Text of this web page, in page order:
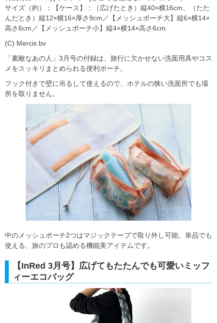
サイズ（約）：【ケース】：（広げたとき）縦40×横16cm、（たた
んだとき）縦12×横16×厚さ9cm／【メッシュポーチ大】縦6×横14×
高さ6cm／【メッシュポーチ小】縦4×横14×高さ6cm
(C) Mercis bv
「素敵なあの人」3月号の付録は、旅行に欠かせない洗面用具やコス
メをスッキリまとめられる便利ポーチ。
フック付きで壁に吊るして使えるので、ホテルの狭い洗面所でも場
所を取りません。
中のメッシュポーチ2つはマジックテープで取り外し可能。単品でも
使える、旅のプロも認める機能美アイテムです。
【InRed 3月号】広げてもたたんでも可愛いミッフ
ィーエコバッグ